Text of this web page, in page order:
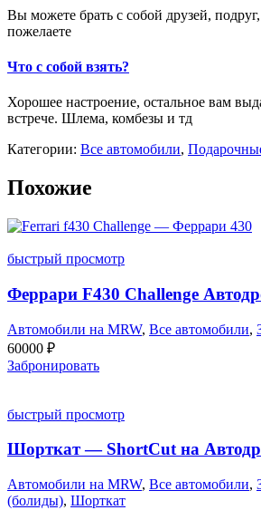
Вы можете брать с собой друзей,
пожелаете
Что с собой взять?
Хорошее настроение, остальное вам
встрече. Шлема, комбезы и тд
Категории: Все автомобили,
Похожие
быстрый просмотр
Феррари F430 Challenge
Автомобили на MRW, Все автомобили,
60000 ₽
Забронировать
быстрый просмотр
Шорткат — ShortCut на
Автомобили на MRW, Все автомобили,
(болиды), Шорткат